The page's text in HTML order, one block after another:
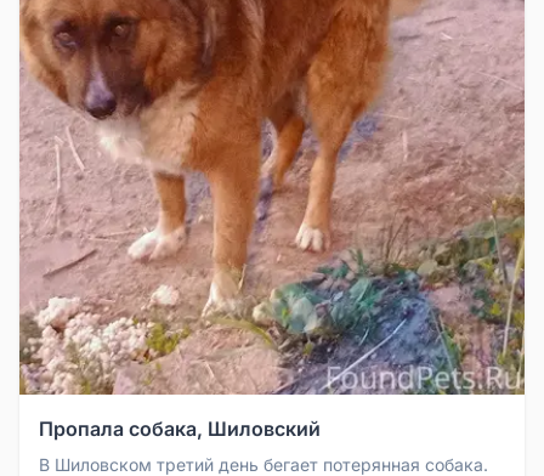
Пропала собака, Шиловский
В Шиловском третий день бегает потерянная собака.